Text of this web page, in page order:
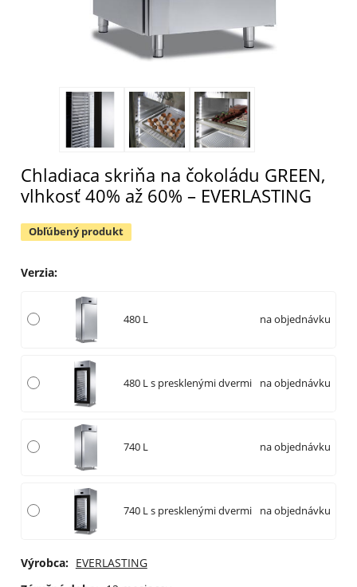
Chladiaca skriňa na čokoládu GREEN,
vlhkosť 40% až 60% – EVERLASTING
Obľúbený produkt
Verzia:
480 L na objednávku
480 L s presklenými dvermi na objednávku
740 L na objednávku
740 L s presklenými dvermi na objednávku
Výrobca: EVERLASTING